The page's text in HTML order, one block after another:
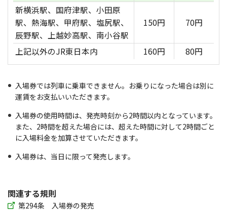
新横浜駅、国府津駅、小田原
駅、熱海駅、甲府駅、塩尻駅、
辰野駅、上越妙高駅、南小谷駅
150円 70円
上記以外のJR東日本内 160円 80円
入場券では列車に乗車できません。お乗りになった場合は別に
運賃をお支払いいただきます。
入場券の使用時間は、発売時刻から2時間以内となっています。
また、2時間を超えた場合には、超えた時間に対して2時間ごと
に入場料金を加算させていただきます。
入場券は、当日に限って発売します。
関連する規則
第294条 入場券の発売